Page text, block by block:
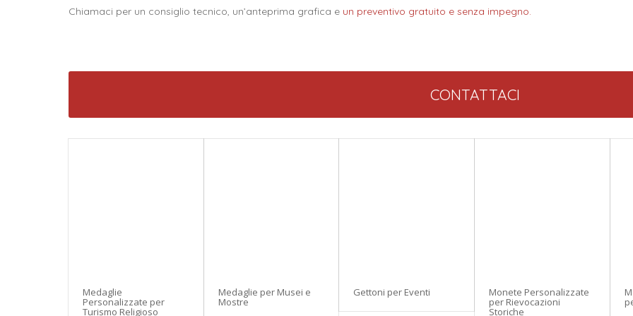
Chiamaci per un consiglio tecnico, un’anteprima grafica e un preventivo gratuito e senza impegno.
CONTATTACI
Medaglie
Personalizzate per
Turismo Religioso
Medaglie per Musei e
Mostre
Gettoni per Eventi Monete Personalizzate
per Rievocazioni
Storiche